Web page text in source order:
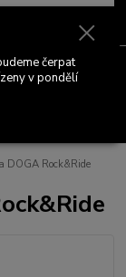
Menu
0 Kč
Rock&Ride
čerpat
v pondělí